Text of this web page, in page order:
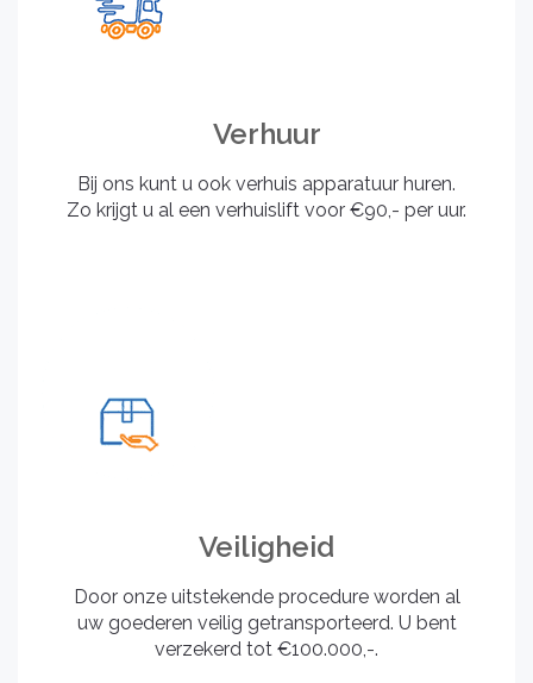
Verhuur
Bij ons kunt u ook verhuis apparatuur huren.
Zo krijgt u al een verhuislift voor €90,- per uur.
Veiligheid
Door onze uitstekende procedure worden al
uw goederen veilig getransporteerd. U bent
verzekerd tot €100.000,-.